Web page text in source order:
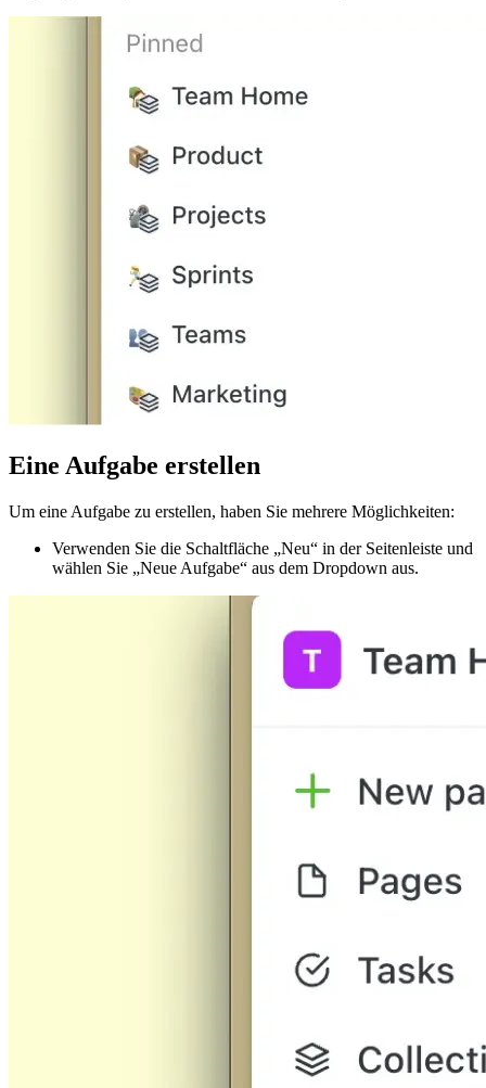
Eine Aufgabe erstellen
Um eine Aufgabe zu erstellen, haben Sie mehrere Möglichkeiten:
Verwenden Sie die Schaltfläche „Neu“ in der Seitenleiste und
wählen Sie „Neue Aufgabe“ aus dem Dropdown aus.